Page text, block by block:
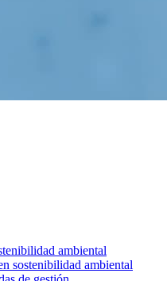
ambiental
sostenibilidad ambiental